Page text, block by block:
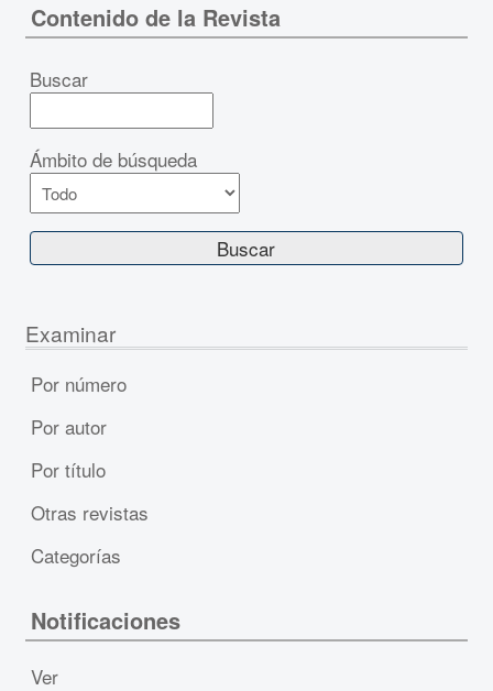
Contenido de la Revista
Buscar
Ámbito de búsqueda
Examinar
Por número
Por autor
Por título
Otras revistas
Categorías
Notificaciones
Ver